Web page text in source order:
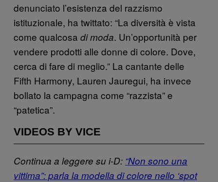
denunciato l’esistenza del razzismo
istituzionale, ha twittato: “La diversità è vista
come qualcosa di moda. Un’opportunità per
vendere prodotti alle donne di colore. Dove,
cerca di fare di meglio.” La cantante delle
Fifth Harmony, Lauren Jauregui, ha invece
bollato la campagna come “razzista” e
“patetica”.
VIDEOS BY VICE
Continua a leggere su i-D: “Non sono una
vittima”: parla la modella di colore nello ‘spot